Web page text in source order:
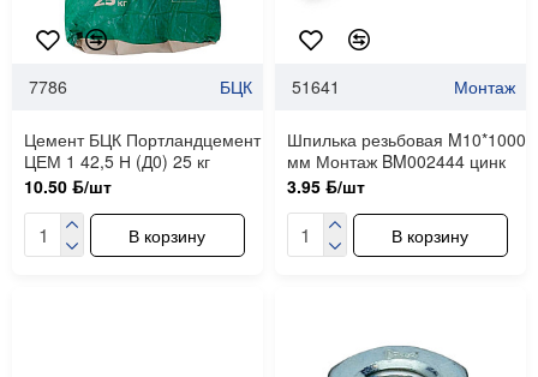
7786 БЦК
Цемент БЦК Портландцемент
ЦЕМ 1 42,5 Н (Д0) 25 кг
10.50 ƃ/шт
В корзину
51641 Монтаж
Шпилька резьбовая M10*1000
мм Монтаж BM002444 цинк
3.95 ƃ/шт
В корзину